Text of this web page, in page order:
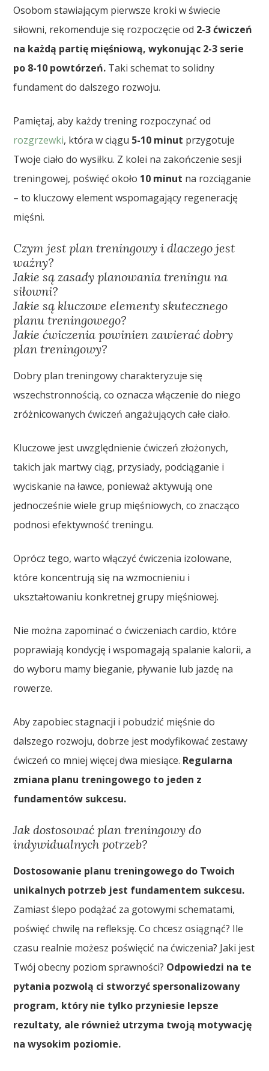
Osobom stawiającym pierwsze kroki w świecie
siłowni, rekomenduje się rozpoczęcie od 2-3 ćwiczeń
na każdą partię mięśniową, wykonując 2-3 serie
po 8-10 powtórzeń. Taki schemat to solidny
fundament do dalszego rozwoju.
Pamiętaj, aby każdy trening rozpoczynać od
rozgrzewki, która w ciągu 5-10 minut przygotuje
Twoje ciało do wysiłku. Z kolei na zakończenie sesji
treningowej, poświęć około 10 minut na rozciąganie
– to kluczowy element wspomagający regenerację
mięśni.
Czym jest plan treningowy i dlaczego jest
ważny?
Jakie są zasady planowania treningu na
siłowni?
Jakie są kluczowe elementy skutecznego
planu treningowego?
Jakie ćwiczenia powinien zawierać dobry
plan treningowy?
Dobry plan treningowy charakteryzuje się
wszechstronnością, co oznacza włączenie do niego
zróżnicowanych ćwiczeń angażujących całe ciało.
Kluczowe jest uwzględnienie ćwiczeń złożonych,
takich jak martwy ciąg, przysiady, podciąganie i
wyciskanie na ławce, ponieważ aktywują one
jednocześnie wiele grup mięśniowych, co znacząco
podnosi efektywność treningu.
Oprócz tego, warto włączyć ćwiczenia izolowane,
które koncentrują się na wzmocnieniu i
ukształtowaniu konkretnej grupy mięśniowej.
Nie można zapominać o ćwiczeniach cardio, które
poprawiają kondycję i wspomagają spalanie kalorii, a
do wyboru mamy bieganie, pływanie lub jazdę na
rowerze.
Aby zapobiec stagnacji i pobudzić mięśnie do
dalszego rozwoju, dobrze jest modyfikować zestawy
ćwiczeń co mniej więcej dwa miesiące. Regularna
zmiana planu treningowego to jeden z
fundamentów sukcesu.
Jak dostosować plan treningowy do
indywidualnych potrzeb?
Dostosowanie planu treningowego do Twoich
unikalnych potrzeb jest fundamentem sukcesu.
Zamiast ślepo podążać za gotowymi schematami,
poświęć chwilę na refleksję. Co chcesz osiągnąć? Ile
czasu realnie możesz poświęcić na ćwiczenia? Jaki jest
Twój obecny poziom sprawności? Odpowiedzi na te
pytania pozwolą ci stworzyć spersonalizowany
program, który nie tylko przyniesie lepsze
rezultaty, ale również utrzyma twoją motywację
na wysokim poziomie.